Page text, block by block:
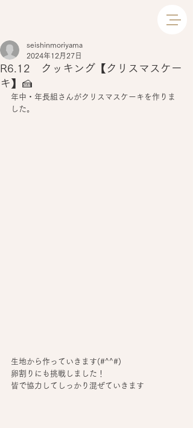
R6.12 クッキング【クリスマスケー
キ】🍰
seishinmoriyama
2024年12月27日
年中・年長組さんがクリスマスケーキを作りま
した。
生地から作っていきます(#^^#)
卵割りにも挑戦しました！
皆で協力してしっかり混ぜていきます